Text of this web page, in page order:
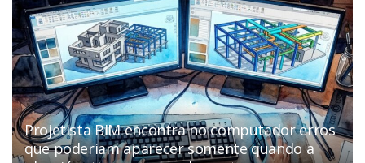
Projetista BIM encontra no computador erros
que poderiam aparecer somente quando a